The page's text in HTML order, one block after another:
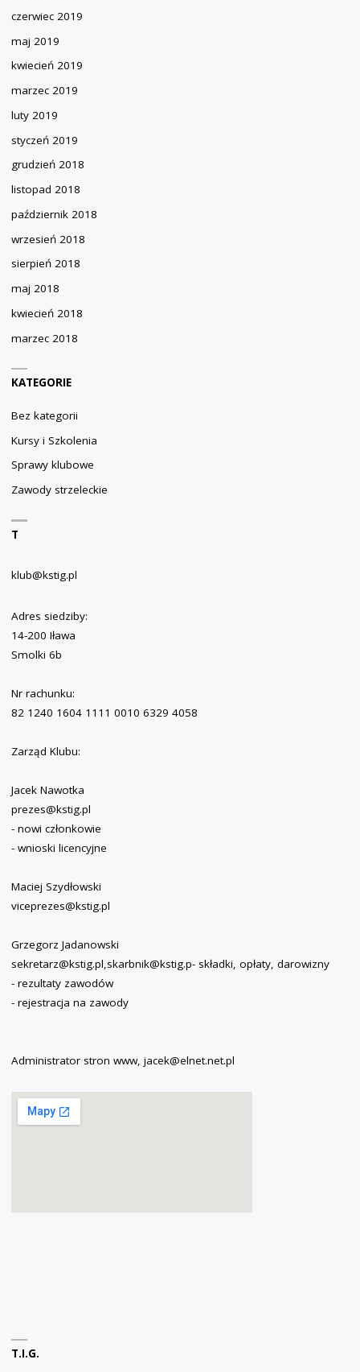
czerwiec 2019
maj 2019
kwiecień 2019
marzec 2019
luty 2019
styczeń 2019
grudzień 2018
listopad 2018
październik 2018
wrzesień 2018
sierpień 2018
maj 2018
kwiecień 2018
marzec 2018
KATEGORIE
Bez kategorii
Kursy i Szkolenia
Sprawy klubowe
Zawody strzeleckie
T
klub@kstig.pl
Adres siedziby:
14-200 Iława
Smolki 6b
Nr rachunku:
82 1240 1604 1111 0010 6329 4058
Zarząd Klubu:
Jacek Nawotka
prezes@kstig.pl
- nowi członkowie
- wnioski licencyjne
Maciej Szydłowski
viceprezes@kstig.pl
Grzegorz Jadanowski
sekretarz@kstig.pl,skarbnik@kstig.p- składki, opłaty, darowizny
- rezultaty zawodów
- rejestracja na zawody
Administrator stron www, jacek@elnet.net.pl
T.I.G.